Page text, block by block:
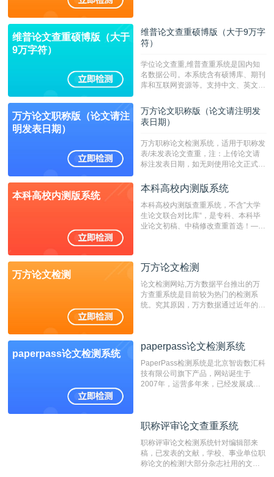
维普论文查重硕博版（大于
9万字符）
维普论文查重硕博版（大于9万字
符）
学位论文查重,维普查重系统是国内知
名数据公司。本系统含有硕博库、期刊
库和互联网资源等。支持中文、英文、
定院校！！！
万方论文职称版（论文请注
明发表日期）
万方论文职称版（论文请注明发
表日期）
万方职称论文检测系统，适用于职称发
表/未发表论文查重，注：上传论文请
标注发表日期，如无则使用论文正式发
成时间作为发表日期。
本科高校内测版系统
本科高校内测版系统
本科高校内测版查重系统，不含”大学
生论文联合对比库“，是专科、本科毕
业论文初稿、中稿修改查重首选！——
万方论文检测
万方论文检测
论文检测网站,万方数据平台推出的万
方查重系统是目前较为热门的检测系
统。究其原因，万方数据通过近年的发
非。其次，相对于知网而言，万方检测
重的推荐系统。
paperpass论文检测系统
paperpass论文检测系统
PaperPass检测系统是北京智齿数汇科
技有限公司旗下产品，网站诞生于
2007年，运营多年来，已经发展成为
检测速度快、精度高，市场反映良好。
职称评审论文查重系统
职称评审论文检测系统针对编辑部来
稿，已发表的文献，学校、事业单位职
称论文的检测!大部分杂志社用的文献